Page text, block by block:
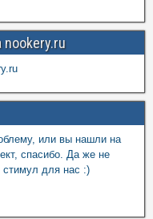
nookery.ru
или вы нашли на
спасибо. Да же не
для нас :)